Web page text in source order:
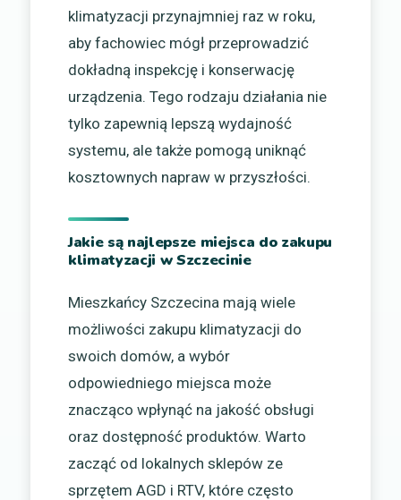
klimatyzacji przynajmniej raz w roku,
aby fachowiec mógł przeprowadzić
dokładną inspekcję i konserwację
urządzenia. Tego rodzaju działania nie
tylko zapewnią lepszą wydajność
systemu, ale także pomogą uniknąć
kosztownych napraw w przyszłości.
Jakie są najlepsze miejsca do zakupu
klimatyzacji w Szczecinie
Mieszkańcy Szczecina mają wiele
możliwości zakupu klimatyzacji do
swoich domów, a wybór
odpowiedniego miejsca może
znacząco wpłynąć na jakość obsługi
oraz dostępność produktów. Warto
zacząć od lokalnych sklepów ze
sprzętem AGD i RTV, które często